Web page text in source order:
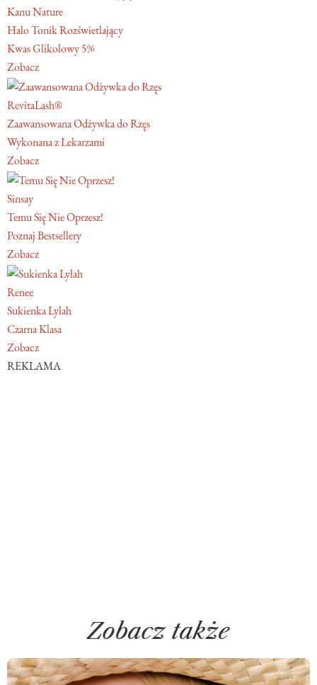
Kanu Nature
Halo Tonik Rozświetlający
Kwas Glikolowy 5%
Zobacz
RevitaLash®
Zaawansowana Odżywka do Rzęs
Wykonana z Lekarzami
Zobacz
Sinsay
Temu Się Nie Oprzesz!
Poznaj Bestsellery
Zobacz
Renee
Sukienka Lylah
Czarna Klasa
Zobacz
REKLAMA
Zobacz także